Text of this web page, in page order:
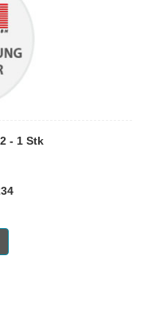
- 1 Stk